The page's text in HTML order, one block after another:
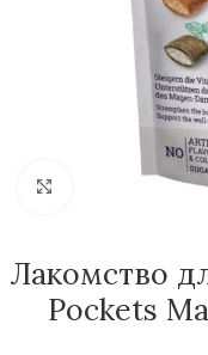
Нажмите,
Лакомство
Pockets